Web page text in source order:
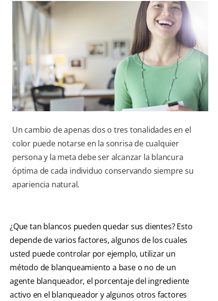
PARA PROFESIONALES
CUPONES
DÓNDE COMPRAR
PE (ES)
Un cambio de apenas dos o tres tonalidades en el
color puede notarse en la sonrisa de cualquier
persona y la meta debe ser alcanzar la blancura
óptima de cada individuo conservando siempre su
apariencia natural.
¿Que tan blancos pueden quedar sus dientes? Esto
depende de varios factores, algunos de los cuales
usted puede controlar por ejemplo, utilizar un
método de blanqueamiento a base o no de un
agente blanqueador, el porcentaje del ingrediente
activo en el blanqueador y algunos otros factores